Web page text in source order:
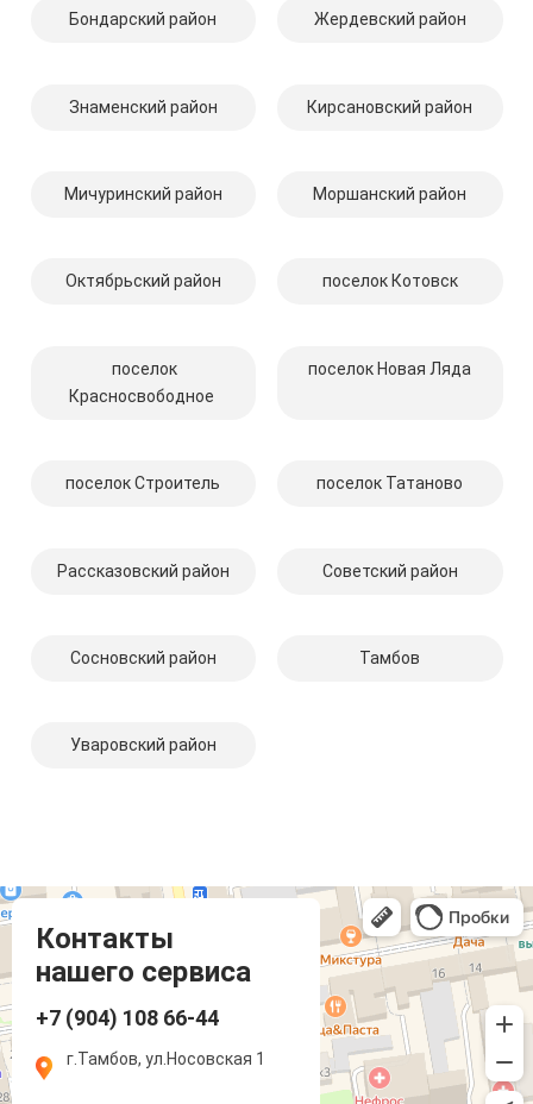
Бондарский район Жердевский район
Знаменский район Кирсановский район
Мичуринский район Моршанский район
Октябрьский район поселок Котовск
поселок
Красносвободное
поселок Новая Ляда
поселок Строитель поселок Татаново
Рассказовский район Советский район
Сосновский район Тамбов
Уваровский район
Контакты
нашего сервиса
+7 (904) 108 66-44
г.Тамбов, ул.Носовская 1
Компмастер
Тамбов
Носовская улица, 1